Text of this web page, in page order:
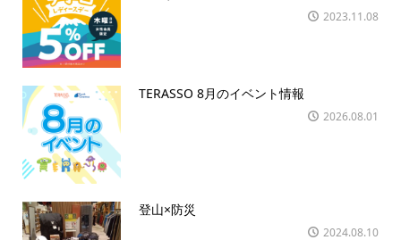
2023.11.08
TERASSO 8月のイベント情報
2026.08.01
登山×防災
2024.08.10